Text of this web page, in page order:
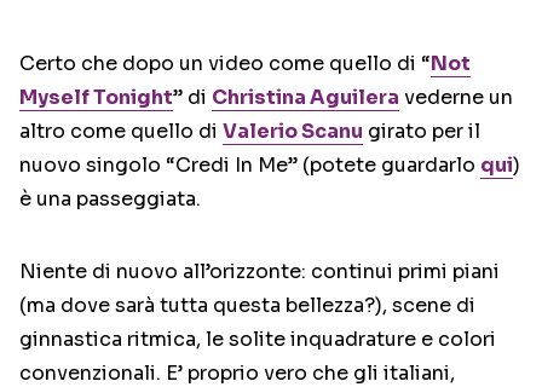
Certo che dopo un video come quello di “Not
Myself Tonight” di Christina Aguilera vederne un
altro come quello di Valerio Scanu girato per il
nuovo singolo “Credi In Me” (potete guardarlo qui)
è una passeggiata.
Niente di nuovo all’orizzonte: continui primi piani
(ma dove sarà tutta questa bellezza?), scene di
ginnastica ritmica, le solite inquadrature e colori
convenzionali. E’ proprio vero che gli italiani,